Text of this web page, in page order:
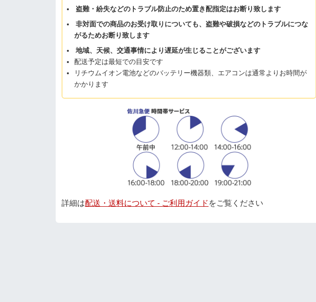
盗難・紛失などのトラブル防止のため置き配指定はお断り致します
非対面での商品のお受け取りについても、盗難や破損などのトラブルにつな
がるためお断り致します
地域、天候、交通事情により遅延が生じることがございます
配送予定は最短での目安です
リチウムイオン電池などのバッテリー機器類、エアコンは通常よりお時間が
かかります
詳細は配送・送料について - ご利用ガイド をご覧ください